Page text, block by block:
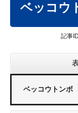
ベッコウ
記事
ベッコウトンボ